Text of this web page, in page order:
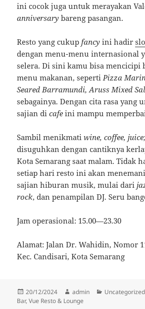
ini cocok juga untuk merayakan
anniversary bareng pasangan.
Resto yang cukup fancy ini hadir
dengan menu-menu internasional
selera. Di sini kamu bisa mencicipi
menu makanan, seperti Pizza
Seared Barramundi, Aruss Mixed
sebagainya. Dengan cita rasa yang
sajian dicafe ini mampu
Sambil menikmatiwine, coffee,
disuguhkan dengan cantiknya
Kota Semarang saat malam. Tidak
setiap hari resto ini akan
sajian hiburan musik, mulai dari
rock, dan penampilan DJ. Seru
Jam operasional: 15.00—23.30
Alamat: Jalan Dr. Wahidin, Nomor
Kec. Candisari, Kota Semarang
Diposkan
pada
20/12/2024 Penulis
admin Kategori
Uncategorized
Bar,Vue Resto & Lounge